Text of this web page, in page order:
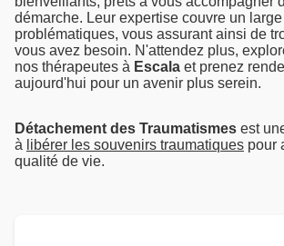
démarche. Leur expertise couvre un
problématiques, vous assurant ainsi de
vous avez besoin. N'attendez plus,
nos thérapeutes à Escala et prenez
aujourd'hui pour un avenir plus serein.
Détachement des Traumatismes est
à libérer les souvenirs traumatiques pour
qualité de vie.